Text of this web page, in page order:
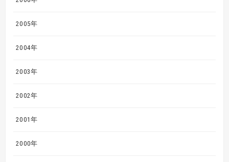
2005年
2004年
2003年
2002年
2001年
2000年